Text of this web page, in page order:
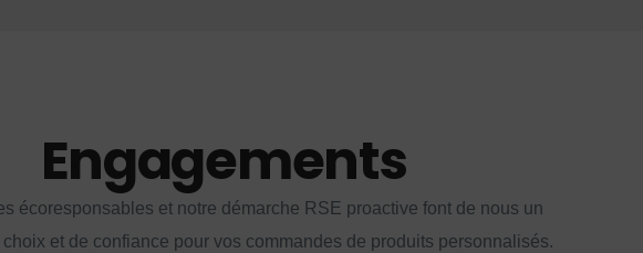
Engagements
écoresponsables et notre démarche RSE proactive font de nous un
et de confiance pour vos commandes de produits personnalisés.